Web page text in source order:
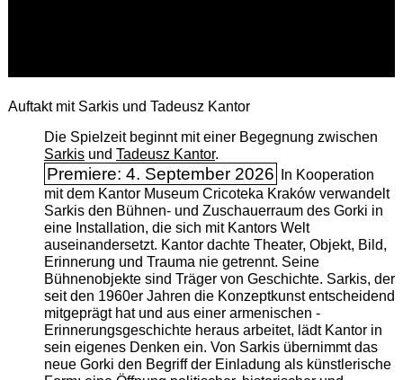
Auftakt mit Sarkis und Tadeusz Kantor
Die Spielzeit beginnt mit einer Begegnung zwischen
Sarkisund Tadeusz Kantor.
Premiere: 4. September 2026
In Kooperation
mit dem Kantor Museum Cricoteka Kraków verwandelt
Sarkis den Bühnen- und Zuschauerraum des Gorki in
eine Installation, die sich mit Kantors Welt
auseinandersetzt. Kantor dachte Theater, Objekt, Bild,
Erinnerung und Trauma nie getrennt. Seine
Bühnenobjekte sind Träger von Geschichte. Sarkis, der
seit den 1960er Jahren die Konzeptkunst entscheidend
mitgeprägt hat und aus einer armenischen ­
Erinnerungsgeschichte heraus arbeitet, lädt Kantor in
sein eigenes Denken ein. Von Sarkis übernimmt das
neue Gorki den Begriff der Einladung als künstlerische